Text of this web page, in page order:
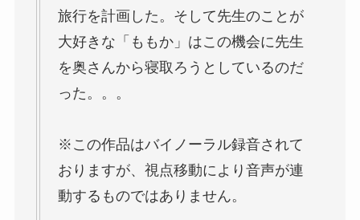
旅行を計画した。そして先生のことが
大好きな「ももか」はこの機会に先生
を奥さんから寝取ろうとしているのだ
った。。。
※この作品はバイノーラル録音されて
おりますが、視点移動により音声が連
動するものではありません。